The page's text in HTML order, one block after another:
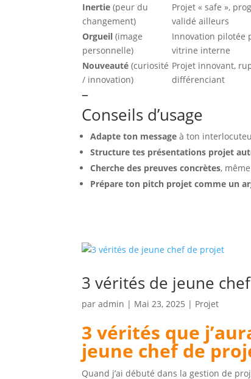
Inertie (peur du
changement)
Projet « safe »,
validé ailleurs
Orgueil (image
personnelle)
Innovation pilotée
vitrine interne
Nouveauté (curiosité
/ innovation)
Projet innovant,
différenciant
–
Conseils d’usage
Adapte ton message à ton
Structure tes présentations projet
Cherche des preuves concrètes,
Prépare ton pitch projet comme un
3 vérités de jeune
paradmin | Mai 23, 2025 | Projet
3 vérités que
jeune chef de
Quand j’ai débuté dans la gestion de